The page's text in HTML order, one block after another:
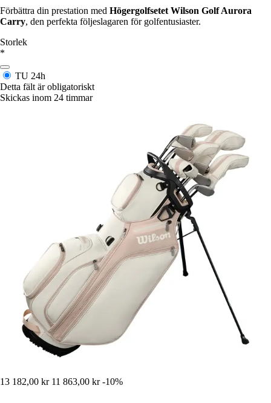
Förbättra din prestation med Högergolfsetet Wilson Golf Aurora
Carry, den perfekta följeslagaren för golfentusiaster.
Storlek
*
TU 24h
Detta fält är obligatoriskt
Skickas inom 24 timmar
13 182,00 kr 11 863,00 kr -10%